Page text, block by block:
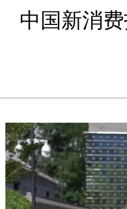
中国新消